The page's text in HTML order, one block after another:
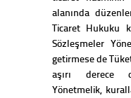
alanında
Ticaret Hukuku
Sözleşmeler
getirmese de
aşırı derece
Yönetmelik,